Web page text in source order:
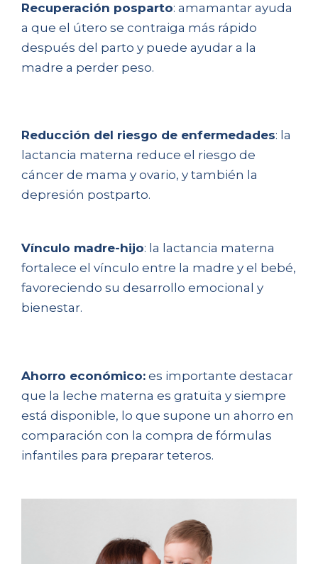
Recuperación posparto: amamantar ayuda
a que el útero se contraiga más rápido
después del parto y puede ayudar a la
madre a perder peso.
Reducción del riesgo de enfermedades: la
lactancia materna reduce el riesgo de
cáncer de mama y ovario, y también la
depresión postparto.
Vínculo madre-hijo: la lactancia materna
fortalece el vínculo entre la madre y el bebé,
favoreciendo su desarrollo emocional y
bienestar.
Ahorro económico: es importante destacar
que la leche materna es gratuita y siempre
está disponible, lo que supone un ahorro en
comparación con la compra de fórmulas
infantiles para preparar teteros.